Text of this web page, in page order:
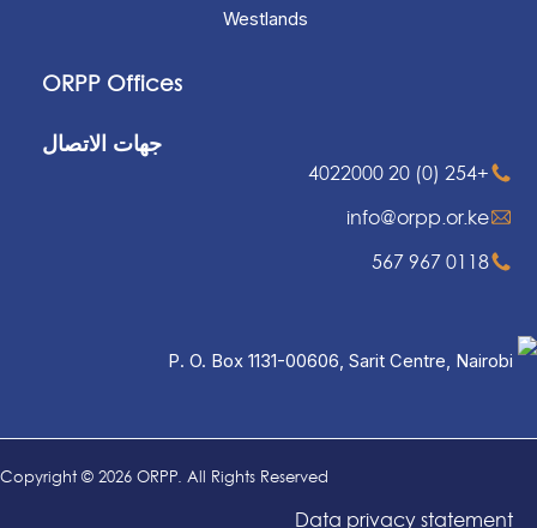
Westlands
ORPP Offices
جهات الاتصال
+254 (0) 20 4022000
info@orpp.or.ke
0118 967 567
P. O. Box 1131-00606, Sarit Centre, Nairobi
Copyright © 2026 ORPP. All Rights Reserved
Data privacy statement